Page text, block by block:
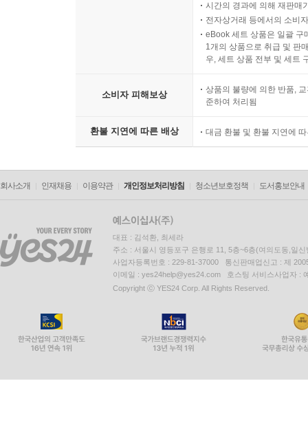
시간의 경과에 의해 재판매
전자상거래 등에서의 소비
eBook 세트 상품은 일괄 구
1개의 상품으로 취급 및 판
우, 세트 상품 전부 및 세트
소비자 피해보상
상품의 불량에 의한 반품,
준하여 처리됨
환불 지연에 따른 배상 대금 환불 및 환불 지연에
회사소개 인재채용 이용약관 개인정보처리방침 청소년보호정책 도서홍보안내
대표 : 김석환, 최세라
주소 : 서울시 영등포구 은행로 11, 5층~6층(여의도동,일신
사업자등록번호 : 229-81-37000 통신판매업신고 : 제
이메일 : yes24help@yes24.com 호스팅 서비스사업자 :
Copyright ⓒ YES24 Corp. All Rights Reserved.